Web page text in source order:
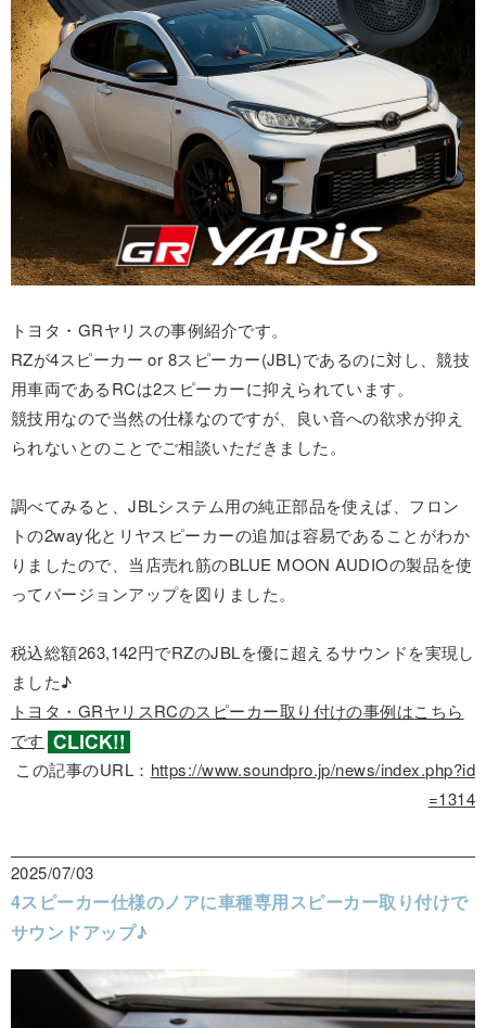
トヨタ・GRヤリスの事例紹介です。
RZが4スピーカー or 8スピーカー(JBL)であるのに対し、競技
用車両であるRCは2スピーカーに抑えられています。
競技用なので当然の仕様なのですが、良い音への欲求が抑え
られないとのことでご相談いただきました。
調べてみると、JBLシステム用の純正部品を使えば、フロン
トの2way化とリヤスピーカーの追加は容易であることがわか
りましたので、当店売れ筋のBLUE MOON AUDIOの製品を使
ってバージョンアップを図りました。
税込総額263,142円でRZのJBLを優に超えるサウンドを実現し
ました♪
トヨタ・GRヤリスRCのスピーカー取り付けの事例はこちら
です
この記事のURL： https://www.soundpro.jp/news/index.php?id
=1314
2025/07/03
4スピーカー仕様のノアに車種専用スピーカー取り付けで
サウンドアップ♪